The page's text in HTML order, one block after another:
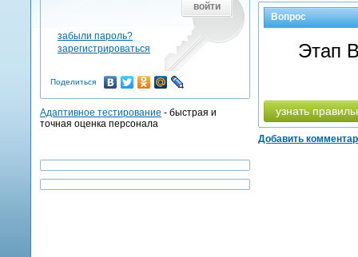
Вопрос
Этап
узнать
Добавить
войти
забыли пароль?
зарегистрироваться
Поделиться
Адаптивное тестирование - быстрая и
точная оценка персонала